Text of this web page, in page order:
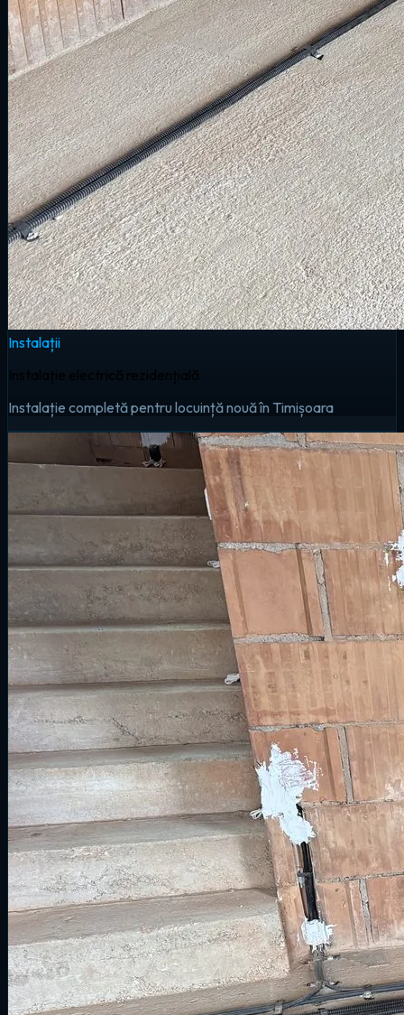
Instalații
Instalație electrică rezidențială
Instalație completă pentru locuință nouă în Timișoara